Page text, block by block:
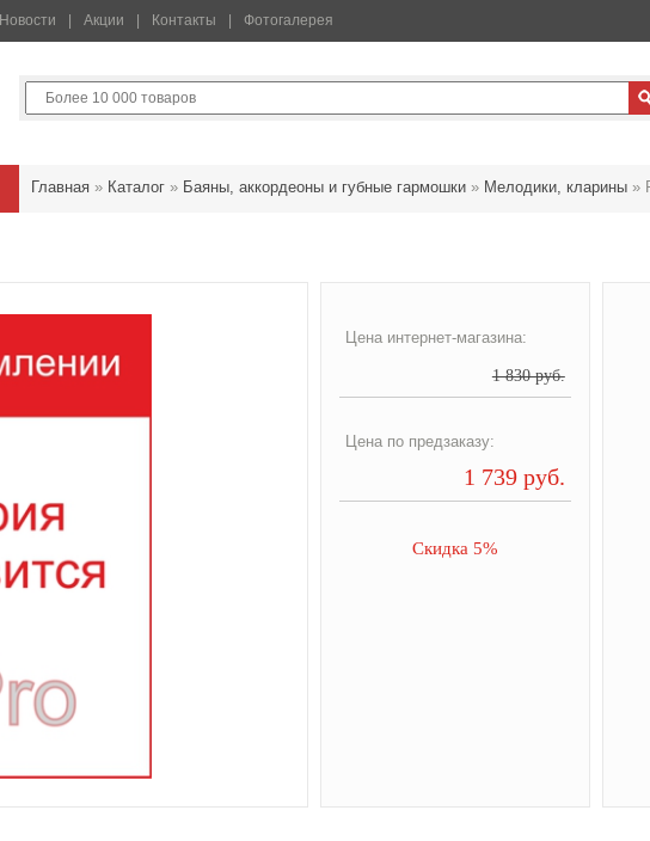
Новости Акции Контакты Фотогалерея
Главная » Каталог » Баяны, аккордеоны и губные гармошки » Мелодики, кларины »
Цена интернет-магазина:
1 830 руб.
Цена по предзаказу:
1 739 руб.
Скидка 5%